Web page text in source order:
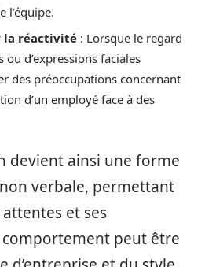
l’équipe.
la réactivité : Lorsque le regard
d’expressions faciales
des préoccupations concernant
d’un employé face à des
devient ainsi une forme
verbale, permettant
et ses
peut être